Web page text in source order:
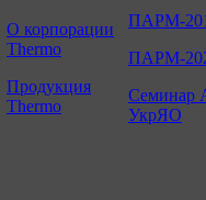
О корпорации
Thermo
Продукция
Thermo
ПАРМ-
ПАРМ-
Семинар
УкрЯО